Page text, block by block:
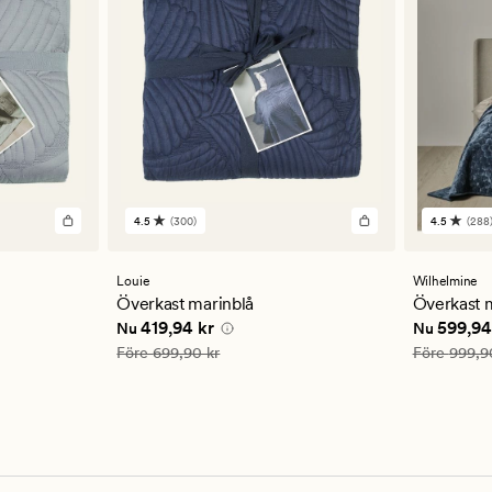
300
ett
genomsnittligt
betyg
på
4.5
4.5 (300)
Louie
Överkast marinblå
Nuvarande pris
Nu 419,94 kr
Ordinarie pris 699,90 kr
Före699,90 kr
288
ett
betyg
på
4.5
4.5 (288)
Wilhelmine
Överkast
Nu
Ordinarie
Före